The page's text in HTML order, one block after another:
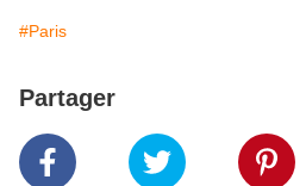
#Paris
Partager